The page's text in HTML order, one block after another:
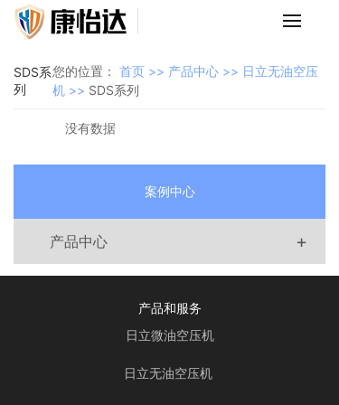
SDS系
列
您的位置：首页 >> 产品中心 >> 日立无油空压
机 >> SDS系列
没有数据
案例中心
产品中心 +
产品和服务
日立微油空压机
日立无油空压机